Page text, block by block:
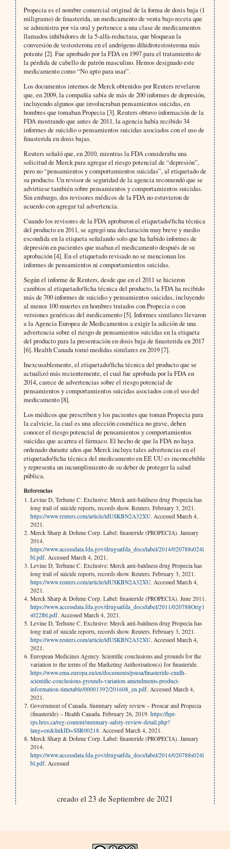
Propecia es el nombre comercial original de la forma de dosis baja (1
miligramo) de finasterida, un medicamento de venta bajo receta que
se administra por vía oral y pertenece a una clase de medicamentos
llamados inhibidores de la 5-alfa-reductasa, que bloquean la
conversión de testosterona en el andrógeno dihidrotestosterona más
potente [2]. Fue aprobado por la FDA en 1997 para el tratamiento de
la pérdida de cabello de patrón masculino. Hemos designado este
medicamento como “No apto para usar”.
Los documentos internos de Merck obtenidos por Reuters revelaron
que, en 2009, la compañía sabía de más de 200 informes de depresión,
incluyendo algunos que involucraban pensamientos suicidas, en
hombres que tomaban Propecia [3]. Reuters obtuvo información de la
FDA mostrando que antes de 2011, la agencia había recibido 34
informes de suicidio o pensamientos suicidas asociados con el uso de
finasterida en dosis bajas.
Reuters señaló que, en 2010, mientras la FDA consideraba una
solicitud de Merck para agregar el riesgo potencial de “depresión”,
pero no “pensamientos y comportamientos suicidas”, al etiquetado de
su producto. Un revisor de seguridad de la agencia recomendó que se
advirtiese también sobre pensamientos y comportamientos suicidas.
Sin embargo, dos revisores médicos de la FDA no estuvieron de
acuerdo con agregar tal advertencia.
Cuando los revisores de la FDA aprobaron el etiquetado/ficha técnica
del producto en 2011, se agregó una declaración muy breve y medio
escondida en la etiqueta señalando solo que ha habido informes de
depresión en pacientes que usaban el medicamento después de su
aprobación [4]. En el etiquetado revisado no se mencionan los
informes de pensamientos ni comportamientos suicidas.
Según el informe de Reuters, desde que en el 2011 se hicieron
cambios al etiquetado/ficha técnica del producto, la FDA ha recibido
más de 700 informes de suicidio y pensamientos suicidas, incluyendo
al menos 100 muertes en hombres tratados con Propecia o con
versiones genéricas del medicamento [5]. Informes similares llevaron
a la Agencia Europea de Medicamentos a exigir la adición de una
advertencia sobre el riesgo de pensamientos suicidas en la etiqueta
del producto para la presentación en dosis baja de finasterida en 2017
[6]. Health Canada tomó medidas similares en 2019 [7].
Inexcusablemente, el etiquetado/ficha técnica del producto que se
actualizó más recientemente, el cual fue aprobada por la FDA en
2014, carece de advertencias sobre el riesgo potencial de
pensamientos y comportamientos suicidas asociados con el uso del
medicamento [8].
Los médicos que prescriben y los pacientes que toman Propecia para
la calvicie, la cual es una afección cosmética no grave, deben
conocer el riesgo potencial de pensamientos y comportamientos
suicidas que acarrea el fármaco. El hecho de que la FDA no haya
ordenado durante años que Merck incluya tales advertencias en el
etiquetado/ficha técnica del medicamento en EE UU es inconcebible
y representa un incumplimiento de su deber de proteger la salud
pública.
Referencias
Levine D, Terhune C. Exclusive: Merck anti-baldness drug Propecia has
long trail of suicide reports, records show. Reuters. February 3, 2021.
https://www.reuters.com/article/idUSKBN2A32XU. Accessed March 4,
2021.
Merck Sharp & Dohme Corp. Label: finasteride (PROPECIA). January
2014.
https://www.accessdata.fda.gov/drugsatfda_docs/label/2014/020788s024l
bl.pdf. Accessed March 4, 2021.
Levine D, Terhune C. Exclusive: Merck anti-baldness drug Propecia has
long trail of suicide reports, records show. Reuters. February 3, 2021.
https://www.reuters.com/article/idUSKBN2A32XU. Accessed March 4,
2021.
Merck Sharp & Dohme Corp. Label: finasteride (PROPECIA). June 2011.
https://www.accessdata.fda.gov/drugsatfda_docs/label/2011/020788Orig1
s022lbl.pdf. Accessed March 4, 2021.
Levine D, Terhune C. Exclusive: Merck anti-baldness drug Propecia has
long trail of suicide reports, records show. Reuters. February 3, 2021.
https://www.reuters.com/article/idUSKBN2A32XU. Accessed March 4,
2021.
European Medicines Agency. Scientific conclusions and grounds for the
variation to the terms of the Marketing Authorisation(s) for finasteride.
https://www.ema.europa.eu/en/documents/psusa/finasteride-cmdh-
scientific-conclusions-grounds-variation-amendments-product-
information-timetable/00001392/201608_en.pdf. Accessed March 4,
2021.
Government of Canada. Summary safety review – Proscar and Propecia
(finasteride) – Health Canada. February 26, 2019. https://hpr-
rps.hres.ca/reg-content/summary-safety-review-detail.php?
lang=en&linkID=SSR00218. Accessed March 4, 2021.
Merck Sharp & Dohme Corp. Label: finasteride (PROPECIA). January
2014.
https://www.accessdata.fda.gov/drugsatfda_docs/label/2014/020788s024l
bl.pdf. Accessed
creado el 23 de Septiembre de 2021